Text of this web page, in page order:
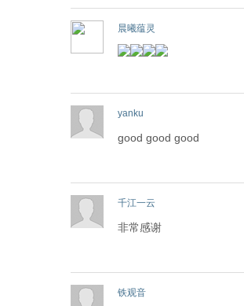
晨曦蕴灵
yanku
good good good
千江一云
非常感谢
铁观音